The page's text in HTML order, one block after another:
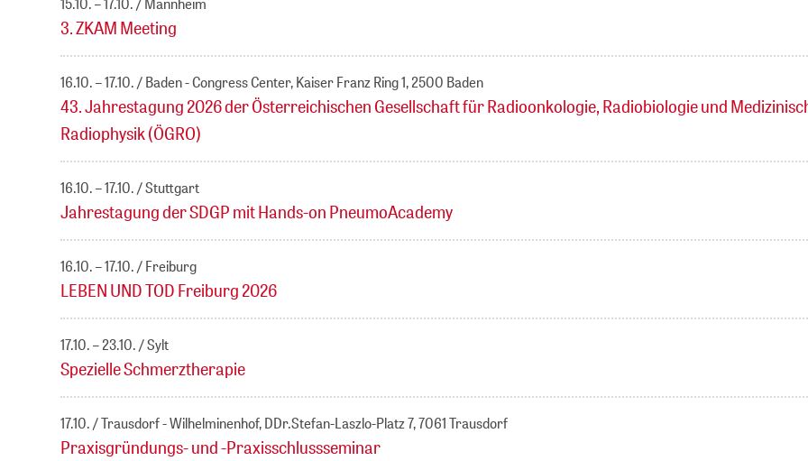
3. ZKAM Meeting
16.10. – 17.10. Baden - Congress Center, Kaiser Franz Ring 1, 2500 Baden
43. Jahrestagung 2026 der Österreichischen Gesellschaft für Radioonkologie, Radiobiologie und
Radiophysik (ÖGRO)
16.10. – 17.10. Stuttgart
Jahrestagung der SDGP mit Hands-on PneumoAcademy
16.10. – 17.10. Freiburg
LEBEN UND TOD Freiburg 2026
17.10. – 23.10. Sylt
Spezielle Schmerztherapie
17.10. Trausdorf - Wilhelminenhof, DDr.Stefan-Laszlo-Platz 7, 7061 Trausdorf
Praxisgründungs- und -Praxisschlussseminar